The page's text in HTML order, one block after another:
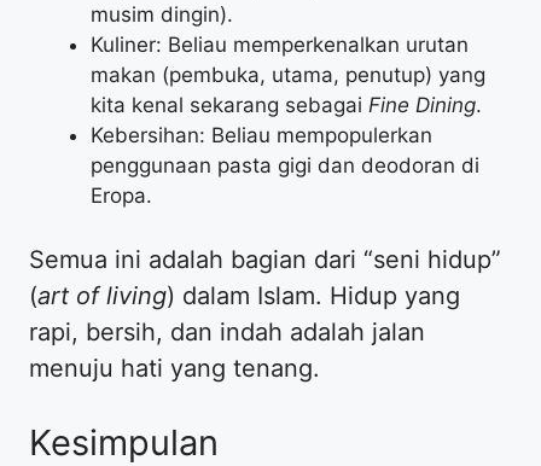
musim dingin).
Kuliner: Beliau memperkenalkan urutan
makan (pembuka, utama, penutup) yang
kita kenal sekarang sebagai Fine Dining.
Kebersihan: Beliau mempopulerkan
penggunaan pasta gigi dan deodoran di
Eropa.
Semua ini adalah bagian dari “seni hidup”
(art of living) dalam Islam. Hidup yang
rapi, bersih, dan indah adalah jalan
menuju hati yang tenang.
Kesimpulan